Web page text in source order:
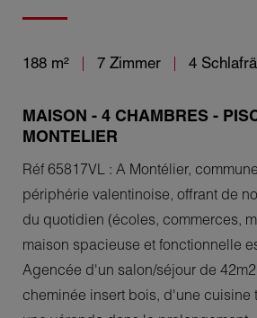
188 m² 7 Zimmer 4
MAISON - 4 CHAMBRES -
MONTELIER
Réf 65817VL : A Montélier,
périphérie valentinoise, offrant de
du quotidien (écoles, commerces,
maison spacieuse et fonctionnelle
Agencée d'un salon/séjour de
cheminée insert bois, d'une cuisine